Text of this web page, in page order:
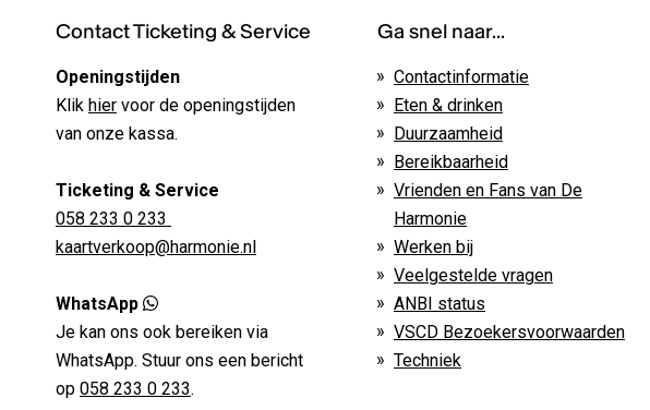
Contact Ticketing & Service
Openingstijden
Klik hiervoor de openingstijden
van onze kassa.
Ticketing & Service
058 233 0 233
kaartverkoop@harmonie.nl
WhatsApp
Je kan ons ook bereiken via
WhatsApp. Stuur ons een bericht
op 058 233 0 233.
Ga snel naar...
Contactinformatie
Eten & drinken
Duurzaamheid
Bereikbaarheid
Vrienden en Fans van De
Harmonie
Werken bij
Veelgestelde vragen
ANBI status
VSCD Bezoekersvoorwaarden
Techniek